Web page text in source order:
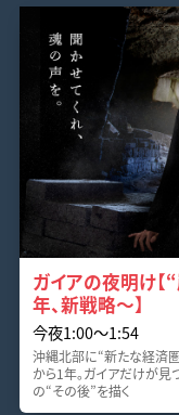
ガイアの夜明け
年、新戦略～】
今夜1:00〜1:54
沖縄北部に“新たな経済圏
から1年。ガイアだけが見
の“その後”を描く